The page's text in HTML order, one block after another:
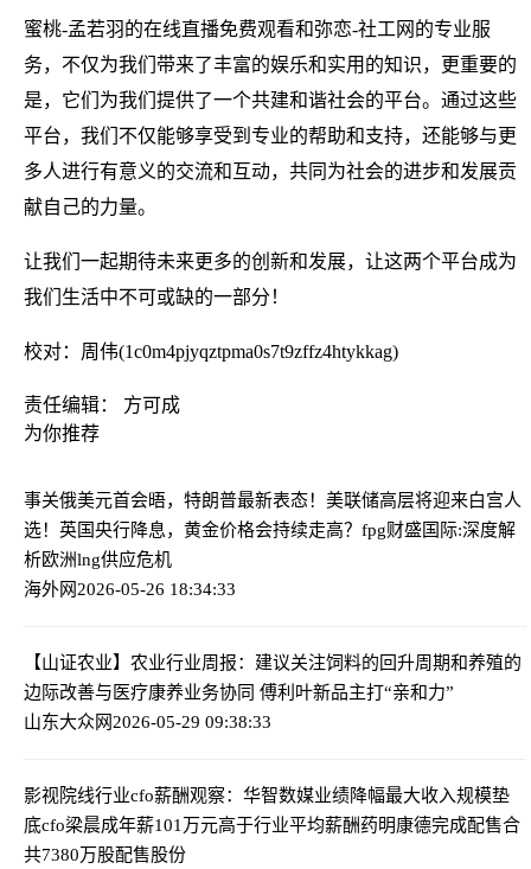
蜜桃-孟若羽的在线直播免费观看和弥恋-社工网的专业服
务，不仅为我们带来了丰富的娱乐和实用的知识，更重要的
是，它们为我们提供了一个共建和谐社会的平台。通过这些
平台，我们不仅能够享受到专业的帮助和支持，还能够与更
多人进行有意义的交流和互动，共同为社会的进步和发展贡
献自己的力量。
让我们一起期待未来更多的创新和发展，让这两个平台成为
我们生活中不可或缺的一部分！
校对：周伟(1c0m4pjyqztpma0s7t9zffz4htykkag)
责任编辑： 方可成
为你推荐
事关俄美元首会晤，特朗普最新表态！美联储高层将迎来白宫人
选！英国央行降息，黄金价格会持续走高？ fpg财盛国际:深度解
析欧洲lng供应危机
海外网2026-05-26 18:34:33
【山证农业】农业行业周报：建议关注饲料的回升周期和养殖的
边际改善与医疗康养业务协同 傅利叶新品主打“亲和力”
山东大众网2026-05-29 09:38:33
影视院线行业cfo薪酬观察：华智数媒业绩降幅最大收入规模垫
底cfo梁晨成年薪101万元高于行业平均薪酬药明康德完成配售合
共7380万股配售股份